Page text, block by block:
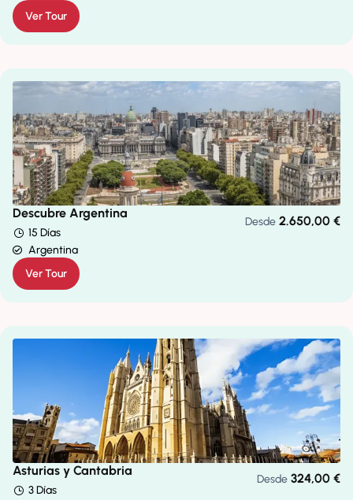
Ver Tour
Descubre Argentina
15 Días
Argentina
Desde 2.650,00 €
Ver Tour
Asturias y Cantabria
3 Días
Desde 324,00 €